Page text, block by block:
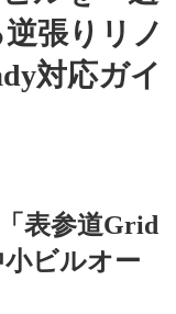
張りリノ
対応ガイ
表参道Grid
ビルオー